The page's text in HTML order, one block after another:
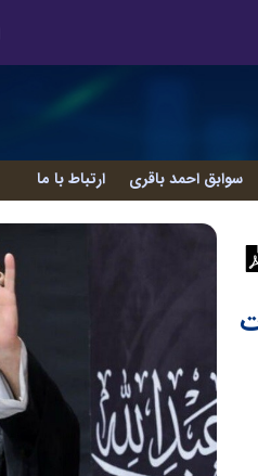
سوابق احمد باقری ارتباط با ما